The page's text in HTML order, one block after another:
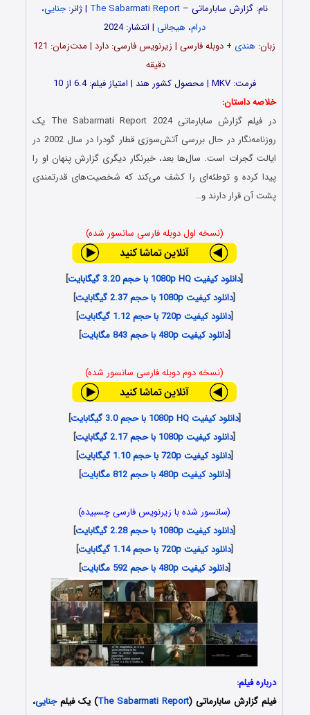
نام: گزارش سابارماتی –The Sabarmati Report | ژانر:جنایی،
درام، هیجانی | انتشار: 2024
زبان: هندی
+ دوبله فارسی | زیرنویس فارسی: دارد | مدت‌زمان: 121
دقیقه
فرمت: MKV | محصول کشور هند | امتیاز فیلم: 6.4 از 10
خلاصه داستان:
در فیلم گزارش سابارماتی The Sabarmati Report 2024 یک
روزنامه‌نگار در حال بررسی آتش‌سوزی قطار گودرا در سال 2002 در
ایالت گجرات است. سال‌ها بعد، خبرنگار دیگری گزارش پنهان او را
پیدا کرده و توطئه‌ای را کشف می‌کند که شخصیت‌های قدرتمندی
پشت آن قرار دارند و…
(نسخه اول دوبله فارسی سانسور شده)
[دانلود کیفیت 1080p HQ با حجم 3.20 گیگابایت
]
[دانلود کیفیت 1080p با حجم 2.37 گیگابایت
]
[دانلود کیفیت 720p با حجم 1.12 گیگابایت
]
[دانلود کیفیت 480p با حجم 843 مگابایت ]
(نسخه دوم دوبله فارسی سانسور شده)
[دانلود کیفیت 1080p HQ با حجم 3.0 گیگابایت
]
[دانلود کیفیت 1080p با حجم 2.17 گیگابایت
]
[دانلود کیفیت 720p با حجم 1.10 گیگابایت
]
[دانلود کیفیت 480p با حجم 812 مگابایت ]
(سانسور شده با زیرنویس فارسی چسبیده)
[دانلود کیفیت 1080p با حجم 2.28 گیگابایت
]
[دانلود کیفیت 720p با حجم 1.14 گیگابایت
]
[دانلود کیفیت 480p با حجم 592 مگابایت ]
درباره فیلم:
فیلم گزارش سابارماتی (The Sabarmati Report) یک فیلمجنایی،